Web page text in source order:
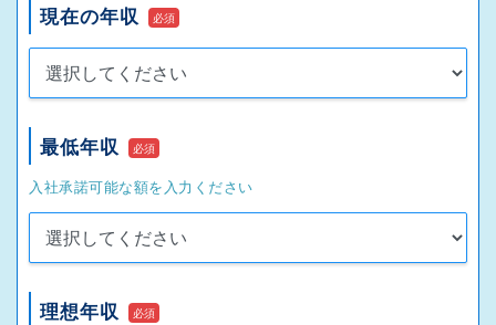
現在の年収 必須
最低年収 必須
入社承諾可能な額を入力ください
理想年収 必須